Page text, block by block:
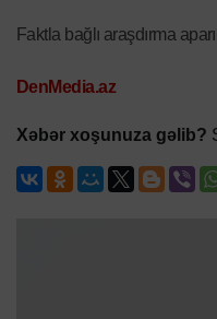
Faktla bağlı araşdırma
DenMedia.az
Xəbər xoşunuza gəlib?